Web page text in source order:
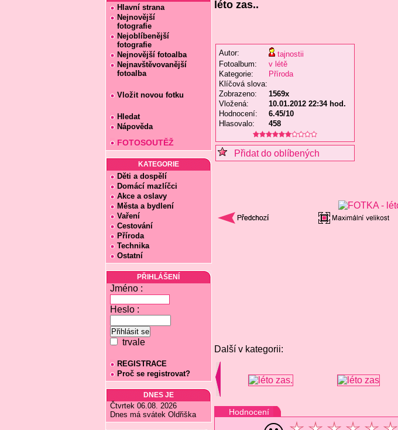
Hlavní strana
Nejnovější
fotografie
Nejoblíbenější
fotografie
Nejnovější fotoalba
Nejnavštěvovanější
fotoalba
Vložit novou fotku
Hledat
Nápověda
FOTOSOUTĚŽ
KATEGORIE
Děti a dospělí
Domácí mazlíčci
Akce a oslavy
Města a bydlení
Vaření
Cestování
Příroda
Technika
Ostatní
PŘIHLÁŠENÍ
Jméno :
Heslo :
trvale
REGISTRACE
Proč se registrovat?
DNES JE
Čtvrtek 06.08. 2026
Dnes má svátek Oldřiška
léto zas..
Autor:
tajnostii
Fotoalbum:
v létě
Kategorie:
Příroda
Klíčová slova:
Zobrazeno:
1569x
Vložená:
10.01.2012 22:34 hod.
Hodnocení:
6.45/10
Hlasovalo:
458
Přidat do oblíbených
Další v kategorii:
Hodnocení